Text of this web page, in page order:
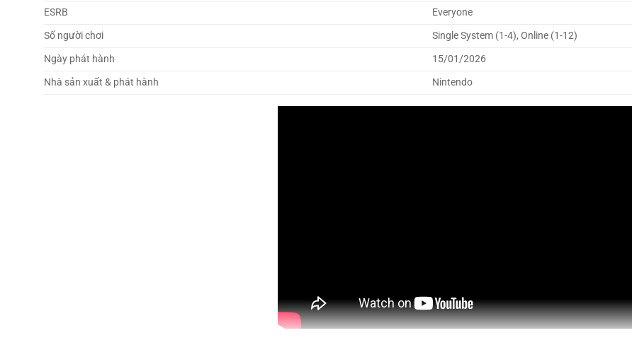
ESRB
Everyone
Số người chơi
Single System (1-4), Online (1-12)
Ngày phát hành
15/01/2026
Nhà sản xuất & phát hành
Nintendo